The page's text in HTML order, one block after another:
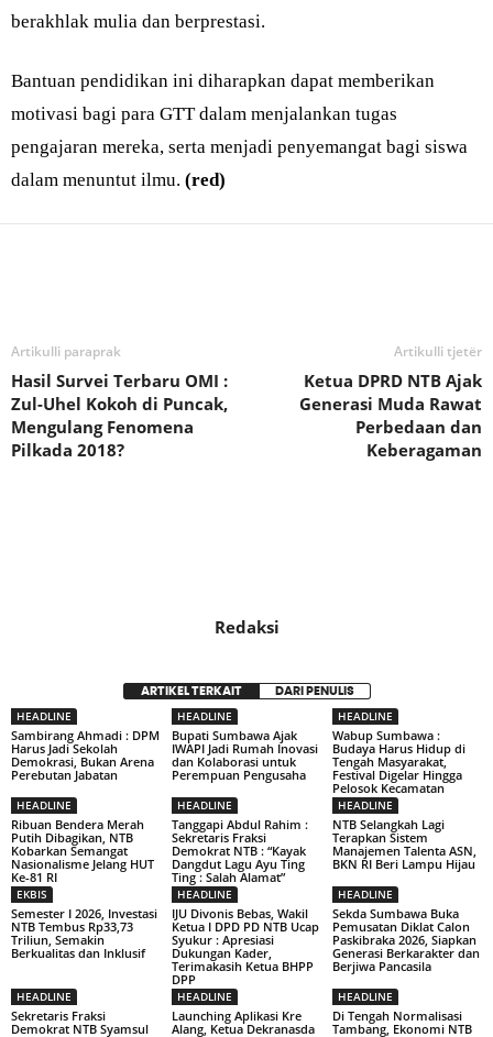
berakhlak mulia dan berprestasi.
Bantuan pendidikan ini diharapkan dapat memberikan
motivasi bagi para GTT dalam menjalankan tugas
pengajaran mereka, serta menjadi penyemangat bagi siswa
dalam menuntut ilmu. (red)
Artikulli paraprak
Hasil Survei Terbaru OMI :
Zul-Uhel Kokoh di Puncak,
Mengulang Fenomena
Pilkada 2018?
Artikulli tjetër
Ketua DPRD NTB Ajak
Generasi Muda Rawat
Perbedaan dan
Keberagaman
Redaksi
ARTIKEL TERKAIT DARI PENULIS
HEADLINE
Sambirang Ahmadi : DPM
Harus Jadi Sekolah
Demokrasi, Bukan Arena
Perebutan Jabatan
HEADLINE
Bupati Sumbawa Ajak
IWAPI Jadi Rumah Inovasi
dan Kolaborasi untuk
Perempuan Pengusaha
HEADLINE
Wabup Sumbawa :
Budaya Harus Hidup di
Tengah Masyarakat,
Festival Digelar Hingga
Pelosok Kecamatan
HEADLINE
Ribuan Bendera Merah
Putih Dibagikan, NTB
Kobarkan Semangat
Nasionalisme Jelang HUT
Ke-81 RI
HEADLINE
Tanggapi Abdul Rahim :
Sekretaris Fraksi
Demokrat NTB : “Kayak
Dangdut Lagu Ayu Ting
Ting : Salah Alamat”
HEADLINE
NTB Selangkah Lagi
Terapkan Sistem
Manajemen Talenta ASN,
BKN RI Beri Lampu Hijau
EKBIS
Semester I 2026, Investasi
NTB Tembus Rp33,73
Triliun, Semakin
Berkualitas dan Inklusif
HEADLINE
IJU Divonis Bebas, Wakil
Ketua I DPD PD NTB Ucap
Syukur : Apresiasi
Dukungan Kader,
Terimakasih Ketua BHPP
DPP
HEADLINE
Sekda Sumbawa Buka
Pemusatan Diklat Calon
Paskibraka 2026, Siapkan
Generasi Berkarakter dan
Berjiwa Pancasila
HEADLINE
Sekretaris Fraksi
Demokrat NTB Syamsul
HEADLINE
Launching Aplikasi Kre
Alang, Ketua Dekranasda
HEADLINE
Di Tengah Normalisasi
Tambang, Ekonomi NTB